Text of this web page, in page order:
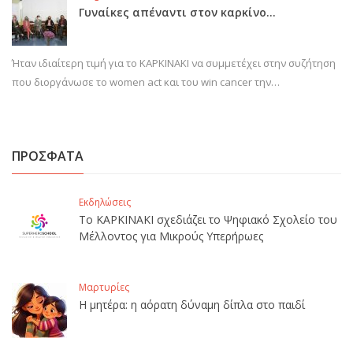
Γυναίκες απέναντι στον καρκίνο…
Ήταν ιδιαίτερη τιμή για το ΚΑΡΚΙΝΑΚΙ να συμμετέχει στην συζήτηση
που διοργάνωσε το women act και του win cancer την…
ΠΡΟΣΦΑΤΑ
Εκδηλώσεις
Το ΚΑΡΚΙΝΑΚΙ σχεδιάζει το Ψηφιακό Σχολείο του
Μέλλοντος για Μικρούς Υπερήρωες
Μαρτυρίες
Η μητέρα: η αόρατη δύναμη δίπλα στο παιδί